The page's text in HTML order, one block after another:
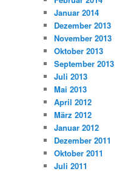
Januar 2014
Dezember 2013
November 2013
Oktober 2013
September 2013
Juli 2013
Mai 2013
April 2012
März 2012
Januar 2012
Dezember 2011
Oktober 2011
Juli 2011